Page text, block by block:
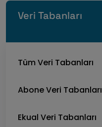
Veri Tabanları
Tüm Veri Tabanları
Abone Veri Tabanları
Ekual Veri Tabanları